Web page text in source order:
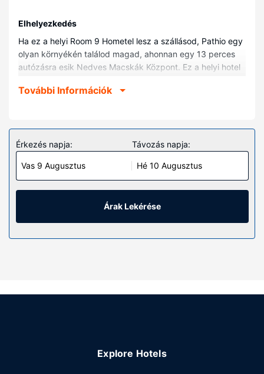
Elhelyezkedés
Ha ez a helyi Room 9 Hometel lesz a szállásod, Pathio egy
olyan környékén találod magad, ahonnan egy 13 perces
autózásra esik Nedves Macskák Központ. Ez a helyi hotel
Tham Thong-Bang Boet strand helyszíneitől.
Helyezze magát kényelembe a(z) 15 légkondicionált
szoba egyikében, melyekben hűtőszekrény és
síkképernyős televízió is található. A szobákhoz egy privát
belső udvar tartozik. Ingyenes vezeték nélküli internet-
hozzáférés és a televíziókon nézhető kábelcsatornák
kínálata mind a vendégek kikapcsolódását szolgálja. A(z)
privát fürdőszoba (kizárólag azok, melyekben van
szolgáltatások és létesítmények közé tartozik a(z)
További Információk
Érkezés napja:
Vas 9 Augusztus
Távozás napja:
Hé 10 Augusztus
Árak Lekérése
Explore Hotels